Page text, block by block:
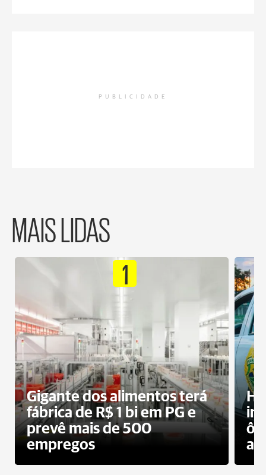
PUBLICIDADE
MAIS LIDAS
1
Gigante dos alimentos terá
fábrica de R$ 1 bi em PG e
prevê mais de 500
empregos